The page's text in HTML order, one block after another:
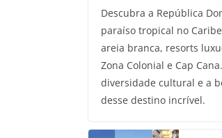
Descubra a República
paraíso tropical no
areia branca, resorts
Zona Colonial e Cap
diversidade cultural e a
desse destino incrível.